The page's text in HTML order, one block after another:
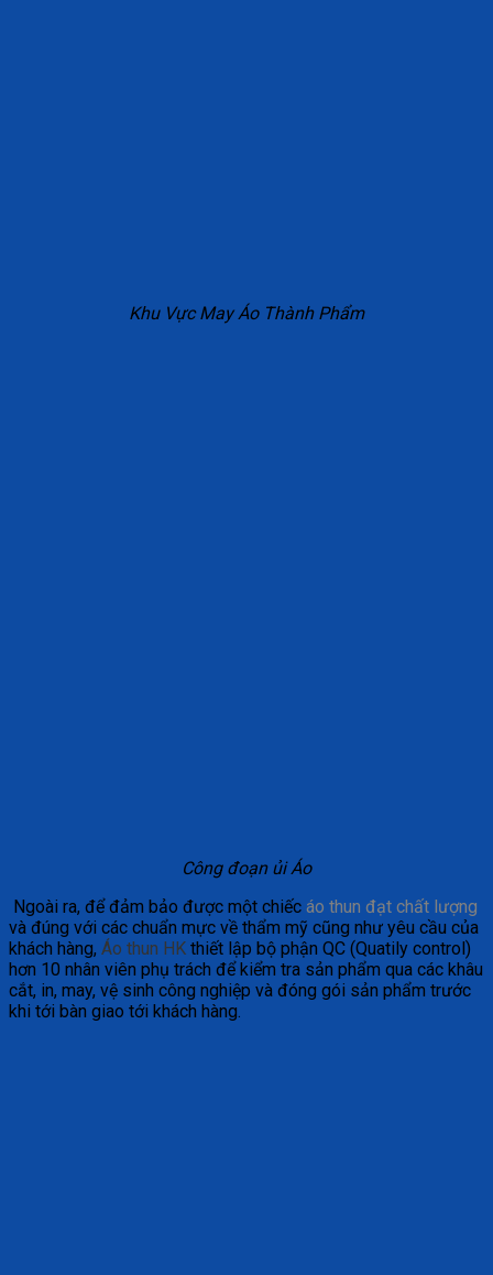
Khu Vực May Áo Thành Phẩm
Công đoạn ủi Áo
Ngoài ra, để đảm bảo được một chiếc áo thun đạt chất lượng
và đúng với các chuẩn mực về thẩm mỹ cũng như yêu cầu của
khách hàng, Áo thun HK thiết lập bộ phận QC (Quatily control)
hơn 10 nhân viên phụ trách để kiểm tra sản phẩm qua các khâu
cắt, in, may, vệ sinh công nghiệp và đóng gói sản phẩm trước
khi tới bàn giao tới khách hàng.